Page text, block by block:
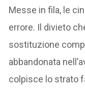
Messe in fila, le
errore. Il divieto
sostituzione
abbandonata
colpisce lo strato